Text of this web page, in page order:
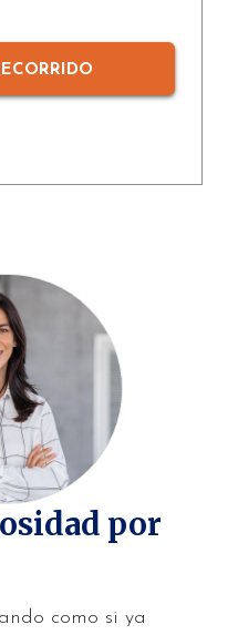
por
como si ya